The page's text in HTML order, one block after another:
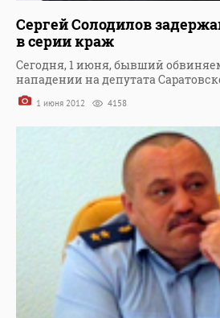
Сергей Солодилов
в серии краж
Сегодня, 1 июня, бывший
нападении на депутата
1 июня 2012 4158